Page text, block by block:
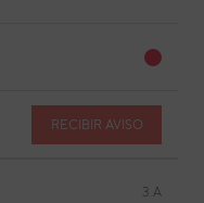
RECIBIR AVISO
3.A